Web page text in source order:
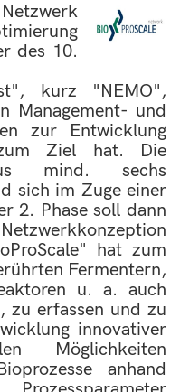
des 10.
kurz "NEMO",
Management- und
zur Entwicklung
Ziel hat. Die
mind. sechs
sich im Zuge einer
2. Phase soll dann
hat zum
Fermentern,
u. a. auch
zu erfassen und zu
innovativer
Möglichkeiten
anhand